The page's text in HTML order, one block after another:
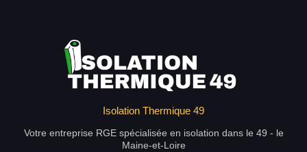
Isolation Thermique 49
Votre entreprise RGE spécialisée en isolation dans le 49 - le
Maine-et-Loire